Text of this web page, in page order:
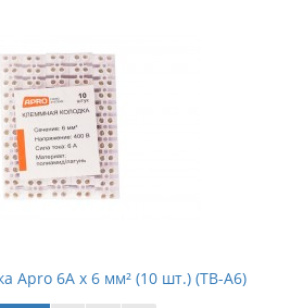
Apro 6A x 6 мм² (10 шт.) (TB-A6)